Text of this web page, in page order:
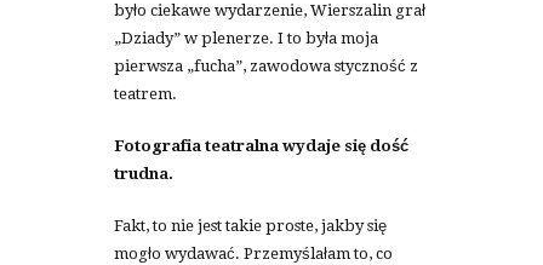
było ciekawe wydarzenie, Wierszalin grał
„Dziady” w plenerze. I to była moja
pierwsza „fucha”, zawodowa styczność z
teatrem.
Fotografia teatralna wydaje się dość
trudna.
Fakt, to nie jest takie proste, jakby się
mogło wydawać. Przemyślałam to, co